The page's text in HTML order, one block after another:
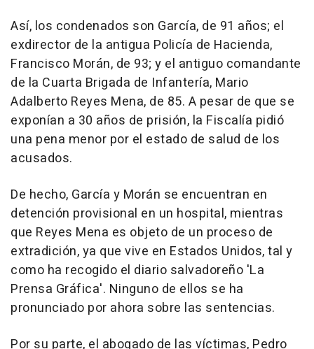
Así, los condenados son García, de 91 años; el
exdirector de la antigua Policía de Hacienda,
Francisco Morán, de 93; y el antiguo comandante
de la Cuarta Brigada de Infantería, Mario
Adalberto Reyes Mena, de 85. A pesar de que se
exponían a 30 años de prisión, la Fiscalía pidió
una pena menor por el estado de salud de los
acusados.
De hecho, García y Morán se encuentran en
detención provisional en un hospital, mientras
que Reyes Mena es objeto de un proceso de
extradición, ya que vive en Estados Unidos, tal y
como ha recogido el diario salvadoreño 'La
Prensa Gráfica'. Ninguno de ellos se ha
pronunciado por ahora sobre las sentencias.
Por su parte, el abogado de las víctimas, Pedro